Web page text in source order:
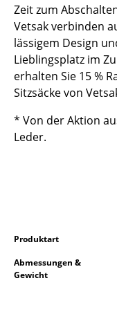
Licht
Hängeleuchten
Tischleuchten
Stehleuchten &
Akkuleuchten
... alle Leuchten
Zeit zum
Vetsak verbinden
lässigem Design
Lieblingsplatz im
erhalten Sie 15 %
Sitzsäcke von
* Von der Aktion
Leder.
Produktart
Abmessungen &
Gewicht